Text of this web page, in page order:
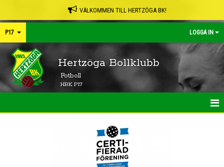
VÄLKOMMEN TILL HERTZÖGA BK!
P17 LOGGA IN
Hertzöga Bollklubb
Fotboll
HBK P17